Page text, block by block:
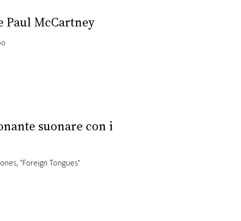
Paul McCartney
suonare con i
Stones, "Foreign Tongues"